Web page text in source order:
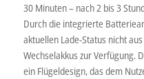
30 Minuten – nach 2 bis 3
Durch die integrierte
aktuellen Lade-Status nicht
Wechselakkus zur Verfügung.
ein Flügeldesign, das dem